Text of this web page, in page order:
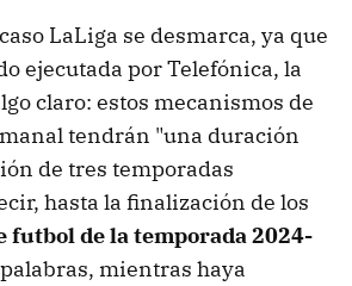
LaLiga se desmarca, ya que
ejecutada por Telefónica, la
claro: estos mecanismos de
tendrán "una duración
de tres temporadas
hasta la finalización de los
futbol de la temporada 2024-
mientras haya